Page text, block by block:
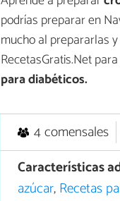
podrías preparar en
mucho al prepararlas
RecetasGratis.Net
para diabéticos.
4 comensales
Características
azúcar,Recetas